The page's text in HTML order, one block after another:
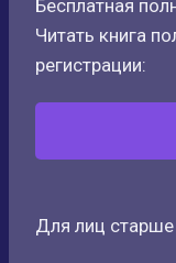
Бесплатная
Читать книга
регистрации:
Для лиц старше